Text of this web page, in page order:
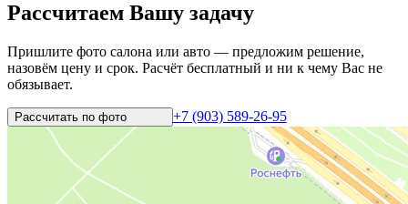
Рассчитаем Вашу задачу
Пришлите фото салона или авто — предложим решение,
назовём цену и срок. Расчёт бесплатный и ни к чему Вас не
обязывает.
Рассчитать по фото +7 (903) 589-26-95